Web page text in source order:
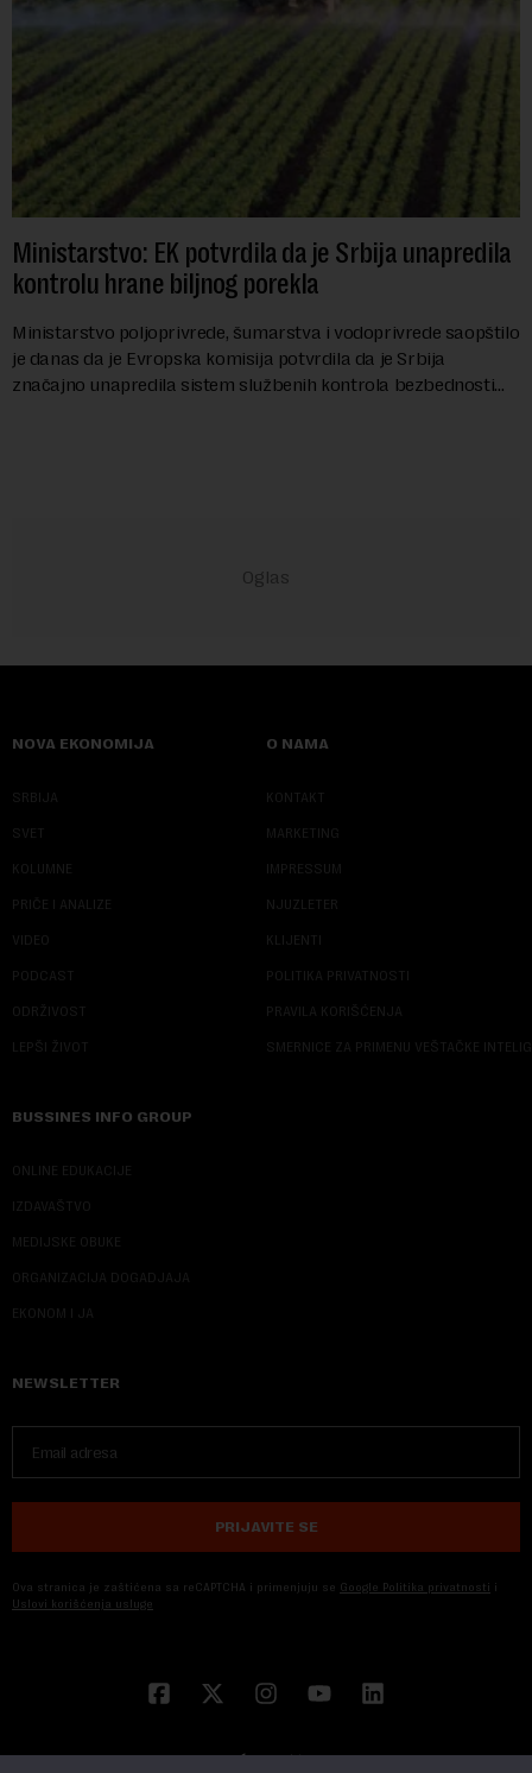
Ministarstvo: EK potvrdila da je Srbija unapredila
kontrolu hrane biljnog porekla
Ministarstvo poljoprivrede, šumarstva i vodoprivrede saopštilo
je danas da je Evropska komisija potvrdila da je Srbija
značajno unapredila sistem službenih kontrola bezbednosti
NOVA EKONOMIJA
SRBIJA
SVET
KOLUMNE
PRIČE I ANALIZE
VIDEO
PODCAST
ODRŽIVOST
LEPŠI ŽIVOT
O NAMA
KONTAKT
MARKETING
IMPRESSUM
NJUZLETER
KLIJENTI
POLITIKA PRIVATNOSTI
PRAVILA KORIŠĆENJA
SMERNICE ZA PRIMENU VEŠTAČKE
BUSSINES INFO GROUP
ONLINE EDUKACIJE
IZDAVAŠTVO
MEDIJSKE OBUKE
ORGANIZACIJA DOGADJAJA
EKONOM I JA
NEWSLETTER
PRIJAVITE SE
Ova stranica je zaštićena sa reCAPTCHA i primenjuju se Google Politika privatnosti i
Uslovi korišćenja usluge